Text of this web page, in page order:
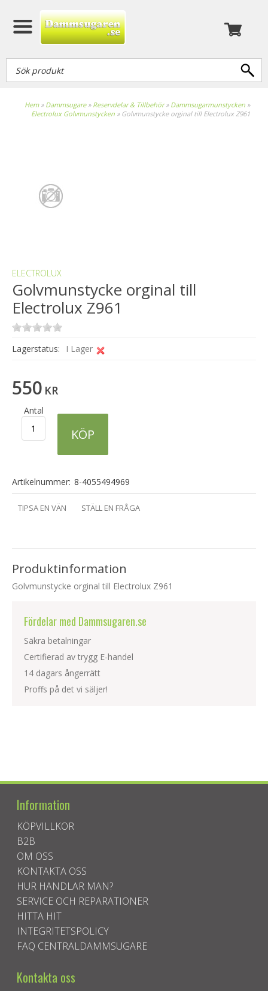
Hem» Dammsugare» Reservdelar & Tillbehör» Dammsugarmunstycken »
Electrolux Golvmunstycken » Golvmunstycke orginal till Electrolux Z961
ELECTROLUX
Golvmunstycke orginal till
Electrolux Z961
Lagerstatus: I Lager
550 KR
Antal
KÖP
Artikelnummer: 8-4055494969
TIPSA EN VÄN STÄLL EN FRÅGA
Produktinformation
Golvmunstycke orginal till Electrolux Z961
Fördelar med Dammsugaren.se
Säkra betalningar
Certifierad av trygg E-handel
14 dagars ångerrätt
Proffs på det vi säljer!
Information
KÖPVILLKOR
B2B
OM OSS
KONTAKTA OSS
HUR HANDLAR MAN?
SERVICE OCH REPARATIONER
HITTA HIT
INTEGRITETSPOLICY
FAQ CENTRALDAMMSUGARE
Kontakta oss